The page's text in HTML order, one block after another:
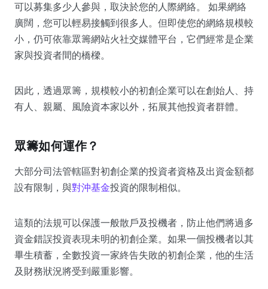
可以募集多少人參與，取決於您的人際網絡。 如果網絡
廣闊，您可以輕易接觸到很多人。但即使您的網絡規模較
小，仍可依靠眾籌網站火社交媒體平台，它們經常是企業
家與投資者間的橋樑。
因此，透過眾籌，規模較小的初創企業可以在創始人、持
有人、親屬、風險資本家以外，拓展其他投資者群體。
眾籌如何運作？
大部分司法管轄區對初創企業的投資者資格及出資金額都
設有限制，與對沖基金投資的限制相似。
這類的法規可以保護一般散戶及投機者，防止他們將過多
資金錯誤投資表現未明的初創企業。如果一個投機者以其
畢生積蓄，全數投資一家終告失敗的初創企業，他的生活
及財務狀況將受到嚴重影響。